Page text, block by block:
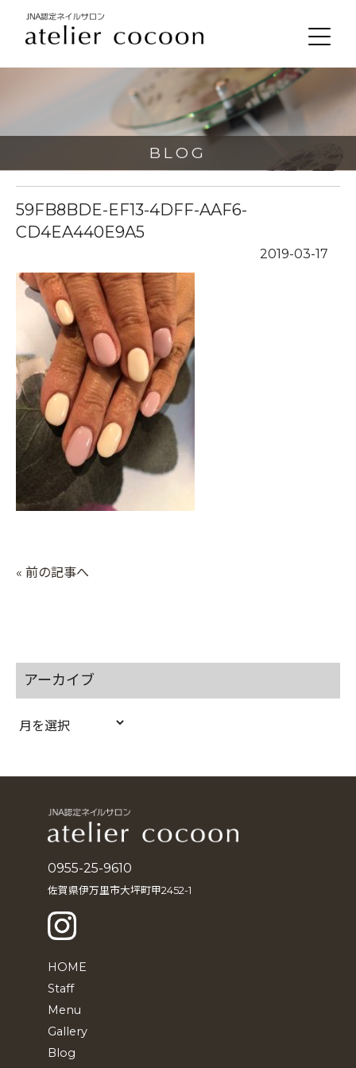
BLOG
59FB8BDE-EF13-4DFF-AAF6-
CD4EA440E9A5
2019-03-17
« 前の記事へ
アーカイブ
ア
0955-25-9610
佐賀県伊万里市大坪町甲2452-1
HOME
Staff
Menu
Gallery
Blog